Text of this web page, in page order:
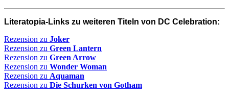
Literatopia-Links zu weiteren Titeln von DC Celebration:
Rezension zu Joker
Rezension zu Green Lantern
Rezension zu Green Arrow
Rezension zu Wonder Woman
Rezension zu Aquaman
Rezension zu Die Schurken von Gotham